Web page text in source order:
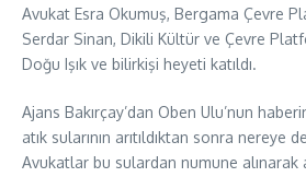
Avukat Esra Okumuş, Bergama Çevre
Serdar Sinan, Dikili Kültür ve Çevre
Doğu Işık ve bilirkişi heyeti katıldı.
Ajans Bakırçay’dan Oben Ulu’nun
atık sularının arıtıldıktan sonra nereye
Avukatlar bu sulardan numune alınarak